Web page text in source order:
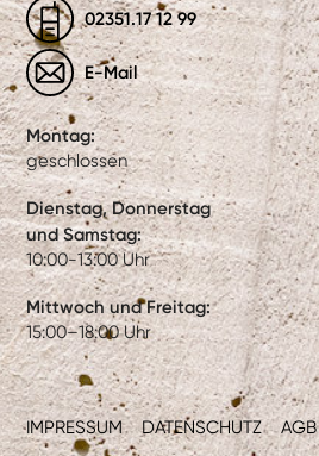
IMPRESSUM DATENSCHUTZ AGB
02351.17 12 99
E-Mail
Montag:
geschlossen
Dienstag, Donnerstag
und Samstag:
10:00-13:00 Uhr
Mittwoch und Freitag:
15:00–18:00 Uhr